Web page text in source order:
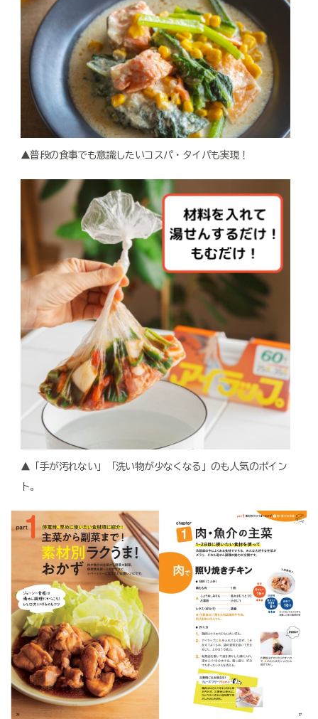
▲普段の食事でも意識したいコスパ・タイパも実現！
▲「手が汚れない」「洗い物が少なくなる」のも人気のポイン
ト。